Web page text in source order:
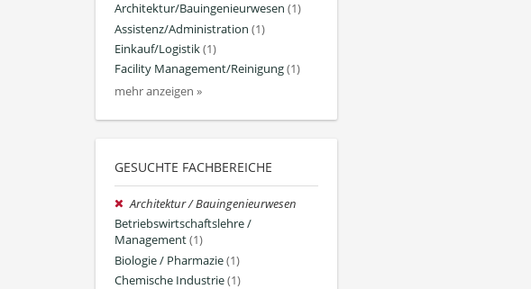
Architektur/Bauingenieurwesen (1)
Assistenz/Administration (1)
Einkauf/Logistik(1)
Facility Management/Reinigung(1)
mehr anzeigen »
GESUCHTE FACHBEREICHE
Architektur / Bauingenieurwesen
Betriebswirtschaftslehre /
Management(1)
Biologie / Pharmazie(1)
Chemische Industrie(1)